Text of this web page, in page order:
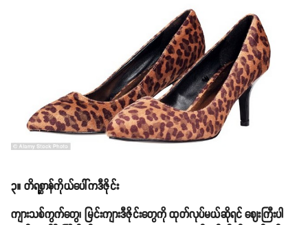
၃။ တိရစ္ဆာန်ကိုယ်ပေါ်ကဒီဇိုင်း
ကျားသစ်ကွက်တွေ၊ မြင်းကျားဒီဇိုင်းတွေကို ထုတ်လုပ်မယ်ဆိုရင် ဈေးကြီးပါ